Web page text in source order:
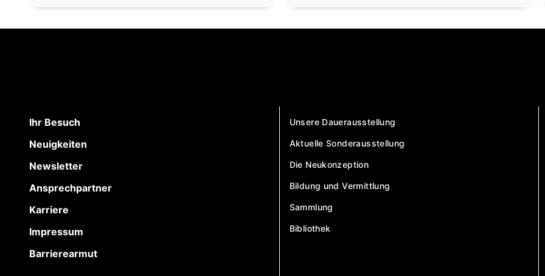
Ihr Besuch
Neuigkeiten
Newsletter
Ansprechpartner
Karriere
Impressum
Barrierearmut
Unsere Dauerausstellung
Aktuelle Sonderausstellung
Die Neukonzeption
Bildung und Vermittlung
Sammlung
Bibliothek